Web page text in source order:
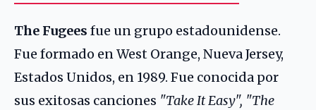
The Fugees fue un grupo estadounidense.
Fue formado en West Orange, Nueva Jersey,
Estados Unidos, en 1989. Fue conocida por
sus exitosas canciones "Take It Easy", "The